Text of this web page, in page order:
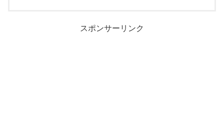
スポンサーリンク